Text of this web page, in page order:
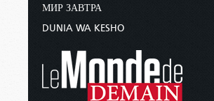
МИР ЗАВТРА
DUNIA WA KESHO